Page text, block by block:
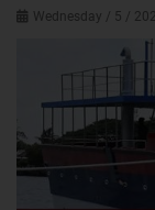
Wednesday / 5 /